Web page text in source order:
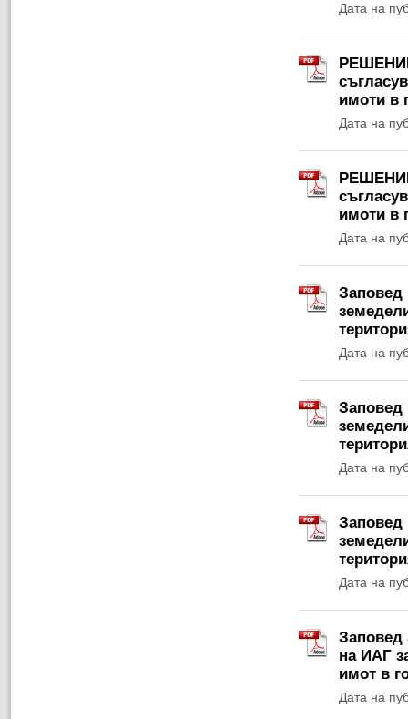
Дата на
РЕШЕНИЕ
имоти в
Дата на
РЕШЕНИЕ
имоти в
Дата на
Заповед
Дата на
Заповед
Дата на
Заповед
Дата на
Заповед
на ИАГ
имот в
Дата на